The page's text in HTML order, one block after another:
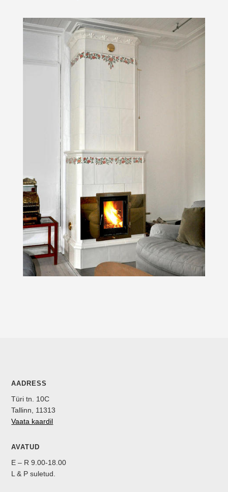
AADRESS
Türi tn. 10C
Tallinn, 11313
Vaata kaardil
AVATUD
E – R 9.00-18.00
L & P suletud.